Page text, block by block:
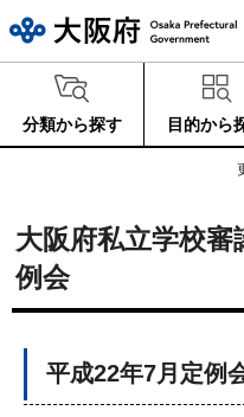
分類から探す 目的から
大阪府私立学校
例会
平成22年7月定例